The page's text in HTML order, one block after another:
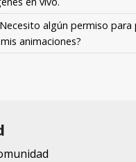
Necesito algún permiso para
animaciones?